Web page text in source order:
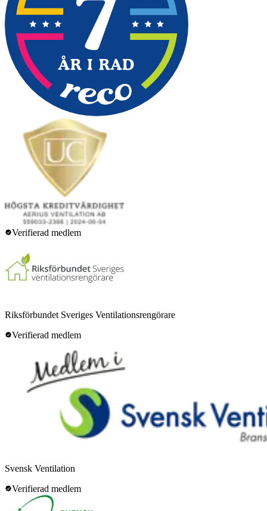
Verifierad medlem
Riksförbundet Sveriges Ventilationsrengörare
Verifierad medlem
Svensk Ventilation
Verifierad medlem